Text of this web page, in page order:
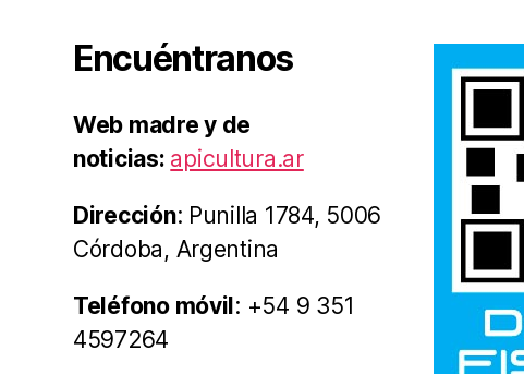
Encuéntranos
Web madre y de
noticias: apicultura.ar
Dirección: Punilla 1784, 5006
Córdoba, Argentina
Teléfono móvil: +54 9 351
4597264